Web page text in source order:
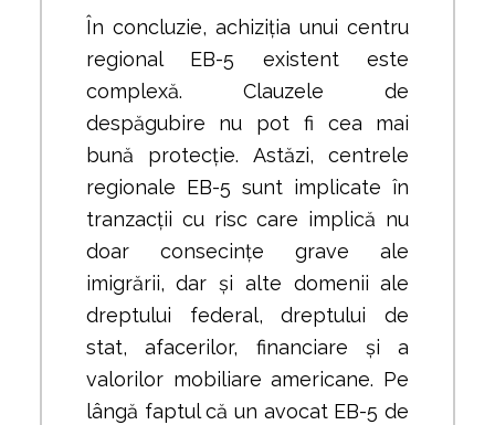
În concluzie, achiziția unui centru
regional EB-5 existent este
complexă. Clauzele de
despăgubire nu pot fi cea mai
bună protecție. Astăzi, centrele
regionale EB-5 sunt implicate în
tranzacții cu risc care implică nu
doar consecințe grave ale
imigrării, dar și alte domenii ale
dreptului federal, dreptului de
stat, afacerilor, financiare și a
valorilor mobiliare americane. Pe
lângă faptul că un avocat EB-5 de